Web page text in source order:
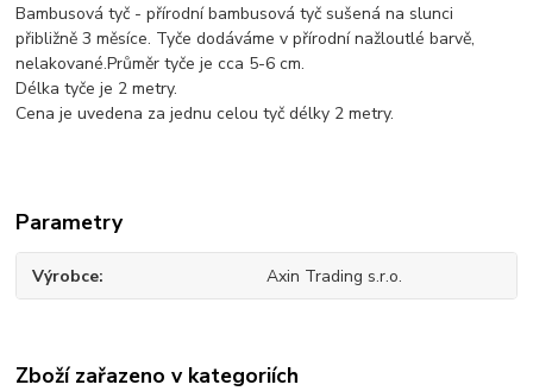
Bambusová tyč - přírodní bambusová tyč sušená na slunci
přibližně 3 měsíce. Tyče dodáváme v přírodní nažloutlé barvě,
nelakované.Průměr tyče je cca 5-6 cm.
Délka tyče je 2 metry.
Cena je uvedena za jednu celou tyč délky 2 metry.
Parametry
Výrobce Axin Trading s.r.o.
Zboží zařazeno v kategoriích